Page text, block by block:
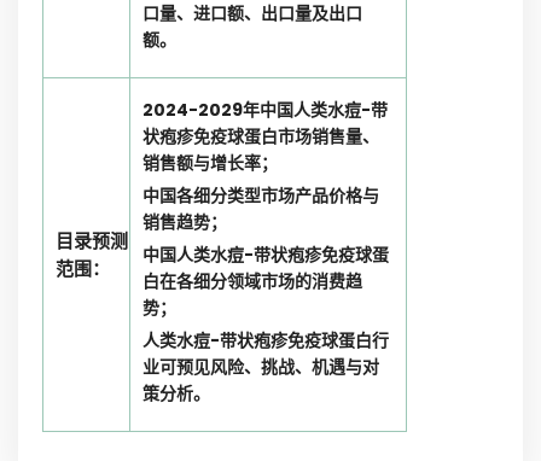
口量、进口额、出口量及出口
额。
目录预测
范围：
2024-2029年中国人类水痘-带
状疱疹免疫球蛋白市场销售量、
销售额与增长率；
中国各细分类型市场产品价格与
销售趋势；
中国人类水痘-带状疱疹免疫球蛋
白在各细分领域市场的消费趋
势；
人类水痘-带状疱疹免疫球蛋白行
业可预见风险、挑战、机遇与对
策分析。